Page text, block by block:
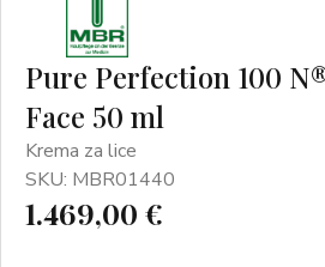
Pure Perfection 100
Face 50 ml
Krema za lice
SKU: MBR01440
1.469,00 €